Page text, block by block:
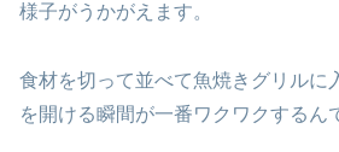
様子がうかがえます。
食材を切って並べて魚焼きグリルに
を開ける瞬間が一番ワクワクするん